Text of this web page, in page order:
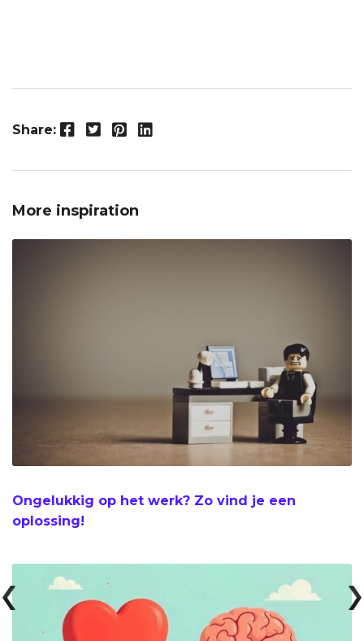
Share: Facebook Twitter Pinterest LinkedIn
More inspiration
Ongelukkig op het werk? Zo vind je een
oplossing!